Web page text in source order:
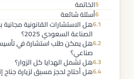
5الخاتمة
6أسئلة شائعة
6.1هل الاستشارات القانونية
الصناعة السعودي 2025؟
6.2هل يمكن طلب استشارة في
صناعي؟
6.3هل تشمل الهدايا كل الزوار؟
6.4هل أحتاج لحجز مسبق لزيارة جناح